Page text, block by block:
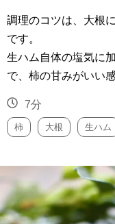
調理のコツは、大根
です。
生ハム自体の塩気に
で、柿の甘みがいい
7分
柿 大根 生ハム